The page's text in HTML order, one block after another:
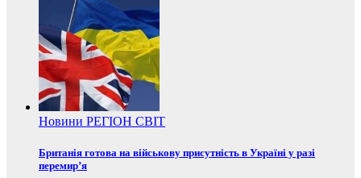
Новини РЕГІОН СВІТ
Британія готова на військову присутність в Україні у разі
перемир’я